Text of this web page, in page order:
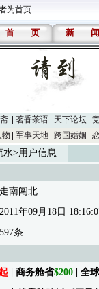
为首页
首 页 新 闻
茗香茶语 天下论坛
物
军事天地 跨国婚姻
水>用户信息
走南闯北
2011年09月18日
597条
| 商务舱省$200 | 全